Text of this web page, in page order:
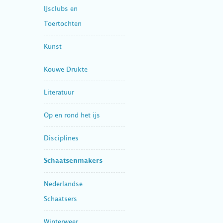
IJsclubs en
Toertochten
Kunst
Kouwe Drukte
Literatuur
Op en rond het ijs
Disciplines
Schaatsenmakers
Nederlandse
Schaatsers
Winterweer